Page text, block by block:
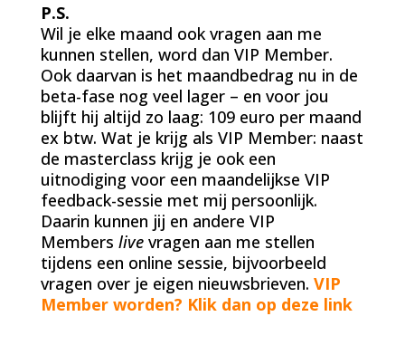
P.S.
Wil je elke maand ook vragen aan me
kunnen stellen, word dan VIP Member.
Ook daarvan is het maandbedrag nu in de
beta-fase nog veel lager – en voor jou
blijft hij altijd zo laag: 109 euro per maand
ex btw. Wat je krijg als VIP Member: naast
de masterclass krijg je ook een
uitnodiging voor een maandelijkse VIP
feedback-sessie met mij persoonlijk.
Daarin kunnen jij en andere VIP
Members livevragen aan me stellen
tijdens een online sessie, bijvoorbeeld
vragen over je eigen nieuwsbrieven. VIP
Member worden? Klik dan op deze link